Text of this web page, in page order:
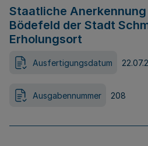
Staatliche
Bödefeld der Stadt
Erholungsort
Ausfertigungsdatum
Ausgabennummer 208